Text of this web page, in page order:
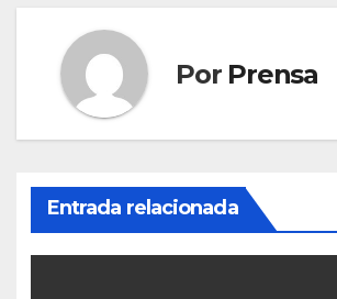
Por Prensa
Entrada relacionada